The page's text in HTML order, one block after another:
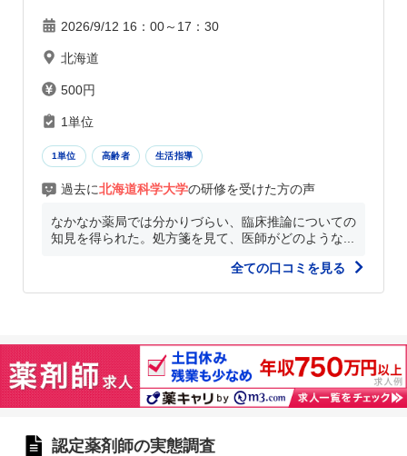
2026/9/12 16：00～17：30
北海道
500円
1単位
1単位 高齢者 生活指導
過去に北海道科学大学の研修を受けた方の声
なかなか薬局では分かりづらい、臨床推論についての
知見を得られた。処方箋を見て、医師がどのような...
全ての口コミを見る
認定薬剤師の実態調査